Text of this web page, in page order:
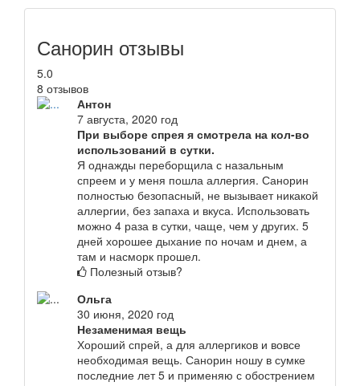
Санорин отзывы
5.0
8 отзывов
Антон
7 августа, 2020 год
При выборе спрея я смотрела на кол-во
использований в сутки.
Я однажды переборщила с назальным
спреем и у меня пошла аллергия. Санорин
полностью безопасный, не вызывает никакой
аллергии, без запаха и вкуса. Использовать
можно 4 раза в сутки, чаще, чем у других. 5
дней хорошее дыхание по ночам и днем, а
там и насморк прошел.
Полезный отзыв?
Ольга
30 июня, 2020 год
Незаменимая вещь
Хороший спрей, а для аллергиков и вовсе
необходимая вещь. Санорин ношу в сумке
последние лет 5 и применяю с обострением